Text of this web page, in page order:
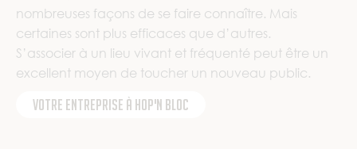
nombreuses façons de se faire connaître. Mais
certaines sont plus efficaces que d’autres.
S’associer à un lieu vivant et fréquenté peut être un
excellent moyen de toucher un nouveau public.
Votre entreprise à Hop'n Bloc